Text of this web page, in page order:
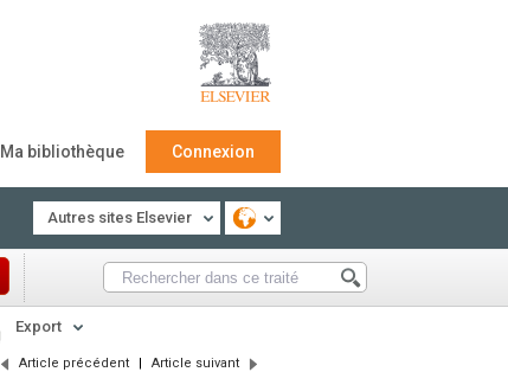
Ma bibliothèque Connexion
Autres sites Elsevier
Export
Article précédent | Article suivant